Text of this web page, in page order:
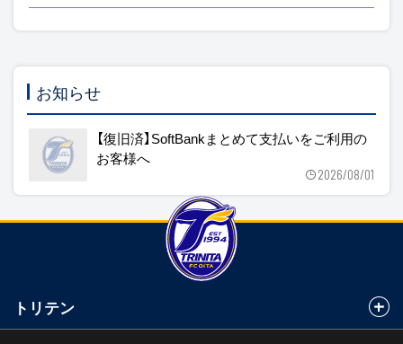
お知らせ
【復旧済】SoftBankまとめて支払いをご利用の
お客様へ
2026/08/01
トリテン